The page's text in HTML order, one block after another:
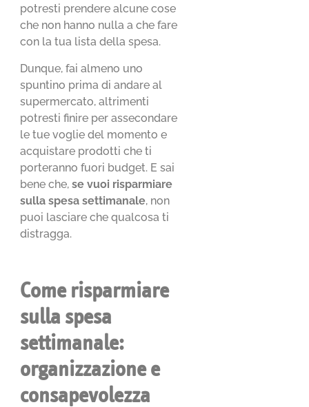
potresti prendere alcune cose
che non hanno nulla a che fare
con la tua lista della spesa.
Dunque, fai almeno uno
spuntino prima di andare al
supermercato, altrimenti
potresti finire per assecondare
le tue voglie del momento e
acquistare prodotti che ti
porteranno fuori budget. E sai
bene che,se vuoi risparmiare
sulla spesa settimanale, non
puoi lasciare che qualcosa ti
distragga.
Come risparmiare
sulla spesa
settimanale:
organizzazione e
consapevolezza